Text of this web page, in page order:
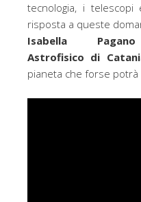
tecnologia, i
risposta a queste
Isabella Pagano
Astrofisico di
pianeta che forse